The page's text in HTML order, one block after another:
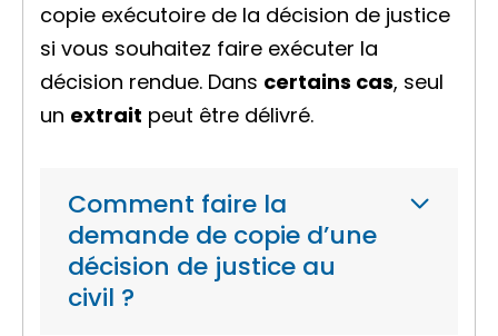
copie exécutoire de la décision de justice
si vous souhaitez faire exécuter la
décision rendue. Dans certains cas, seul
un extrait peut être délivré.
Comment faire la
demande de copie d’une
décision de justice au
civil ?